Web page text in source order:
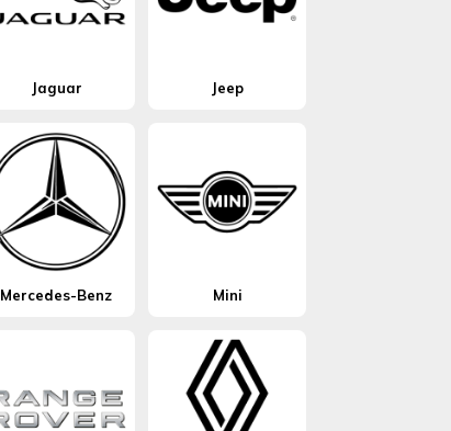
Jaguar Jeep
Mercedes-Benz Mini